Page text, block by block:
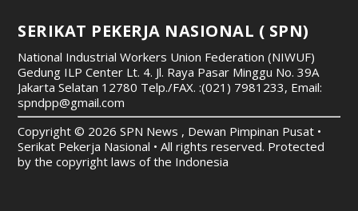
SERIKAT PEKERJA NASIONAL ( SPN)
National Industrial Workers Union Federation (NIWUF)
Gedung ILP Center Lt. 4. Jl. Raya Pasar Minggu No. 39A
Jakarta Selatan 12780 Telp./FAX. :(021) 7981233, Email:
spndpp@gmail.com
Copyright © 2026 SPN News , Dewan Pimpinan Pusat •
Serikat Pekerja Nasional • All rights reserved. Protected
by the copyright laws of the Indonesia